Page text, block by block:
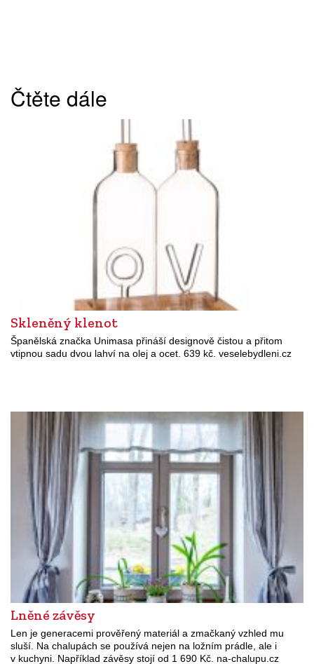
Čtěte dále
Skleněný klenot
Španělská značka Unimasa přináší designově čistou a přitom
vtipnou sadu dvou lahví na olej a ocet. 639 kč. veselebydleni.cz
Lněné závěsy
Len je generacemi prověřený materiál a zmačkaný vzhled mu
sluší. Na chalupách se používá nejen na ložním prádle, ale i
v kuchyni. Například závěsy stojí od 1 690 Kč. na-chalupu.cz